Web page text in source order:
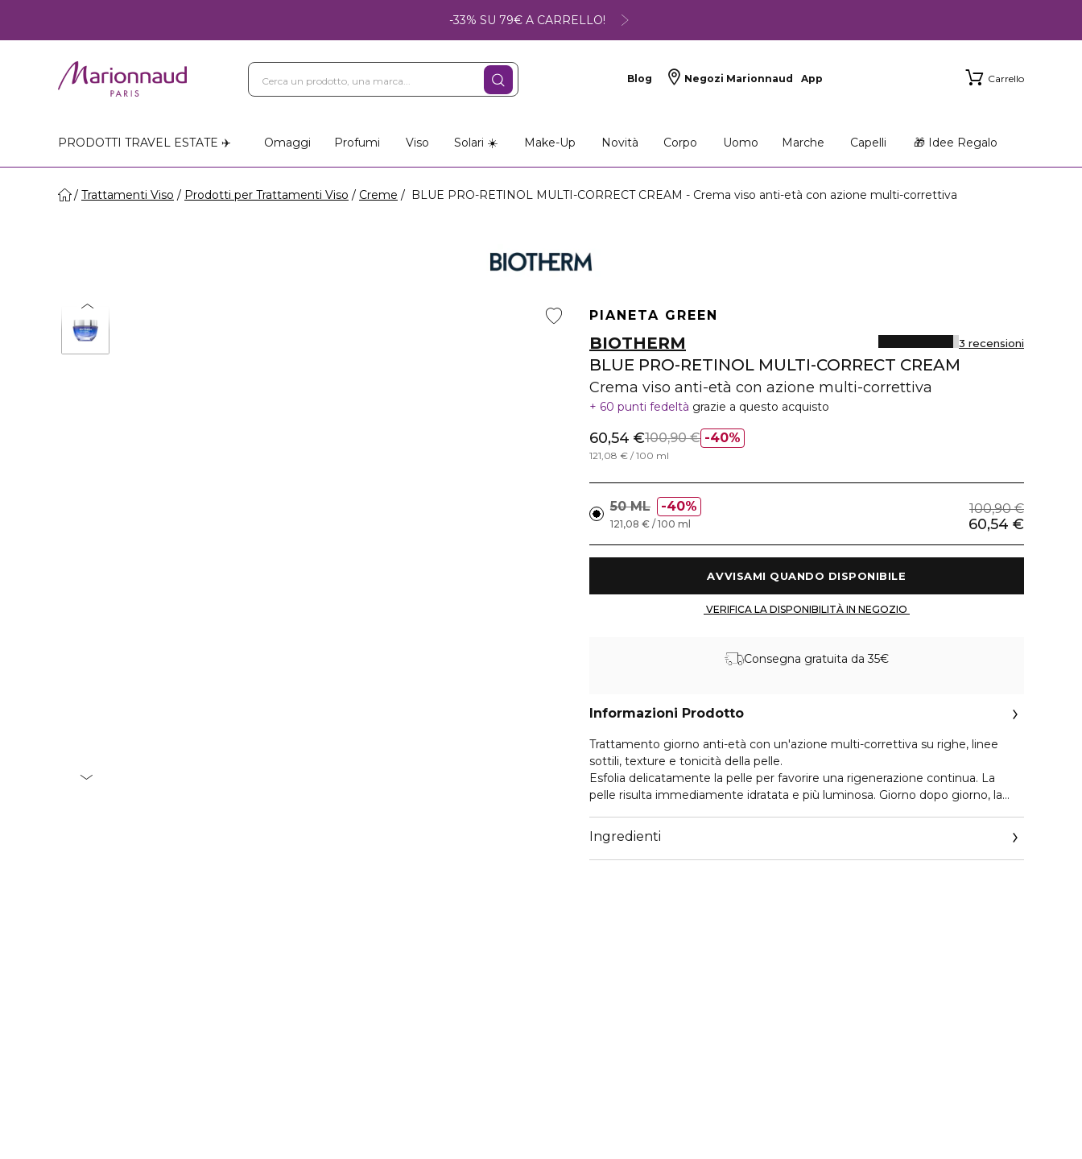
-33% SU 79€ A CARRELLO!
Blog Negozi Marionnaud App Carrello
PRODOTTI TRAVEL ESTATE ✈️ Omaggi Profumi Viso Solari ☀️ Make-Up Novità Corpo Uomo Marche Capelli 🎁 Idee Regalo
Trattamenti Viso Prodotti per Trattamenti Viso Creme BLUE PRO-RETINOL MULTI-CORRECT CREAM - Crema viso anti-età con azione multi-correttiva
PIANETA GREEN
BIOTHERM
BLUE PRO-RETINOL MULTI-CORRECT CREAM
Crema viso anti-età con azione multi-correttiva
3 recensioni
60 punti fedeltà grazie a questo acquisto
40%
60,54 €100,90 €
121,08 € / 100 ml
50 ML 40% 100,90 €
60,54 €
121,08 € / 100 ml
Consegna gratuita da 35€
Informazioni Prodotto
Trattamento giorno anti-età con un'azione multi-correttiva su righe, linee
sottili, texture e tonicità della pelle.
Esfolia delicatamente la pelle per favorire una rigenerazione continua. La
pelle risulta immediamente idratata e più luminosa. Giorno dopo giorno, la
Dalla bioscienza, una formula con ingredienti stabilizzati in laboratorio e con il
92% di ingredienti di origine naturale. Una potente sinergia di due ingredienti:
Ingredienti